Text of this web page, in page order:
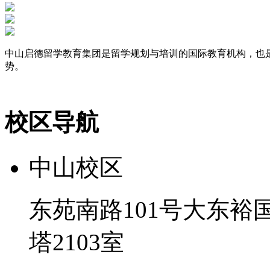
中山启德留学教育集团是留学规划与培训的国际教育机构，
势。
校区导航
中山校区
东苑南路101号大东裕
塔2103室